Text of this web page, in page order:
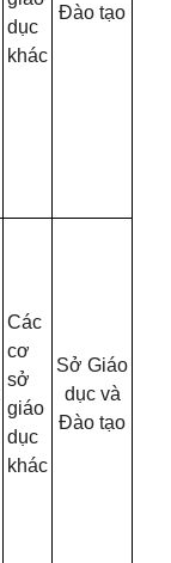
dục
khác
Đào tạo
Các
cơ
sở
giáo
dục
khác
Sở Giáo
dục và
Đào tạo